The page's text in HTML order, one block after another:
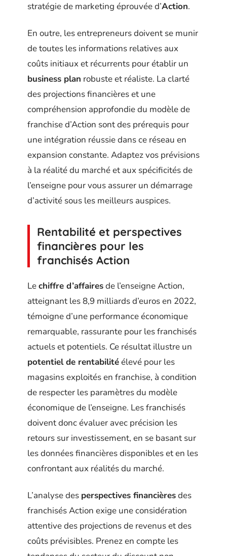
stratégie de marketing éprouvée d’Action.
En outre, les entrepreneurs doivent se munir
de toutes les informations relatives aux
coûts initiaux et récurrents pour établir un
business plan robuste et réaliste. La clarté
des projections financières et une
compréhension approfondie du modèle de
franchise d’Action sont des prérequis pour
une intégration réussie dans ce réseau en
expansion constante. Adaptez vos prévisions
à la réalité du marché et aux spécificités de
l’enseigne pour vous assurer un démarrage
d’activité sous les meilleurs auspices.
Rentabilité et perspectives
financières pour les
franchisés Action
Lechiffre d’affairesde l’enseigne Action,
atteignant les 8,9 milliards d’euros en 2022,
témoigne d’une performance économique
remarquable, rassurante pour les franchisés
actuels et potentiels. Ce résultat illustre un
potentiel de rentabilitéélevé pour les
magasins exploités en franchise, à condition
de respecter les paramètres du modèle
économique de l’enseigne. Les franchisés
doivent donc évaluer avec précision les
retours sur investissement, en se basant sur
les données financières disponibles et en les
confrontant aux réalités du marché.
L’analyse des perspectives financièresdes
franchisés Action exige une considération
attentive des projections de revenus et des
coûts prévisibles. Prenez en compte les